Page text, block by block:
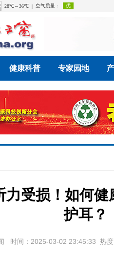
健康科普 专家园地
力受损！如何
护耳？
时间：2025-03-02 23:45:33 热